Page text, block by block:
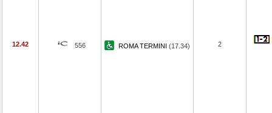
12.42 556 ROMA TERMINI (17.34) 2